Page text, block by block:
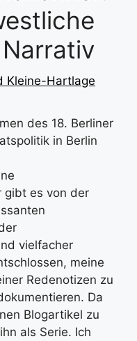
Kleine-Hartlage
des 18. Berliner
in Berlin
gibt es von der
vielfacher
meine
Redenotizen zu
Da
Blogartikel zu
als Serie. Ich